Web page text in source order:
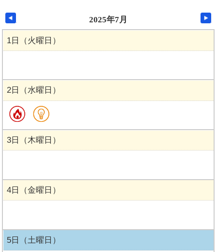
2025年7月
1日（火曜日）
2日（水曜日）
3日（木曜日）
4日（金曜日）
5日（土曜日）